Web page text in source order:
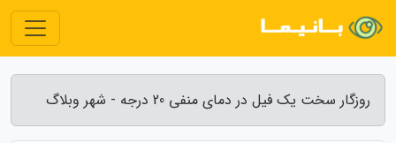
روزگار سخت یک فیل در دمای منفی 20 درجه - شهر وبلاگ